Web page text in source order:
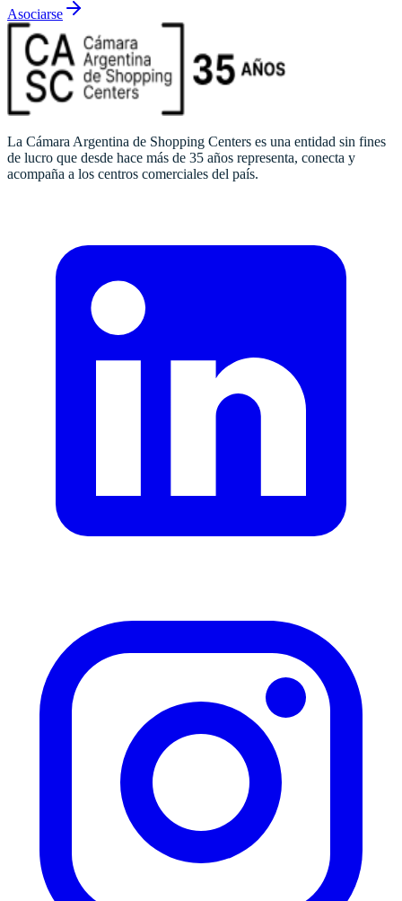
Asociarse
La Cámara Argentina de Shopping Centers es una entidad sin fines
de lucro que desde hace más de 35 años representa, conecta y
acompaña a los centros comerciales del país.